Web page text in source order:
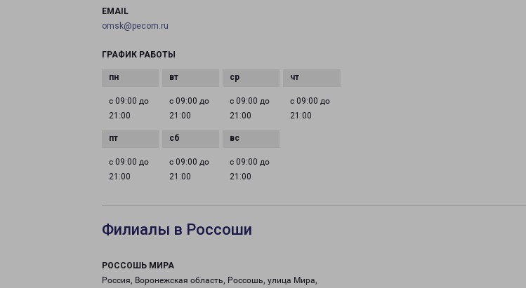
EMAIL
omsk@pecom.ru
ГРАФИК РАБОТЫ
с 09:00 до
21:00
с 09:00 до
21:00
с 09:00 до
21:00
с 09:00 до
21:00
с 09:00 до
21:00
с 09:00 до
21:00
с 09:00 до
21:00
Филиалы в Россоши
РОССОШЬ МИРА
Россия, Воронежская область, Россошь, улица Мира,